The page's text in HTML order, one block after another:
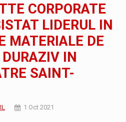
CORPORATE
LIDERUL IN
MATERIALE DE
IN
SAINT-
1 Oct 2021